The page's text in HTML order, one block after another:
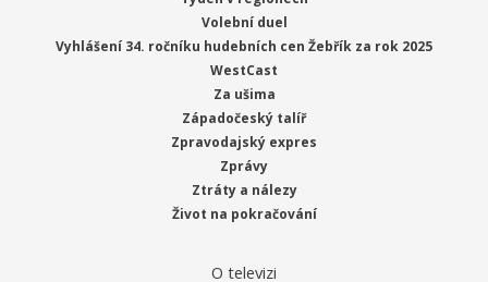
Volební duel
Vyhlášení 34. ročníku hudebních cen Žebřík za rok 2025
WestCast
Za ušima
Západočeský talíř
Zpravodajský expres
Zprávy
Ztráty a nálezy
Život na pokračování
O televizi